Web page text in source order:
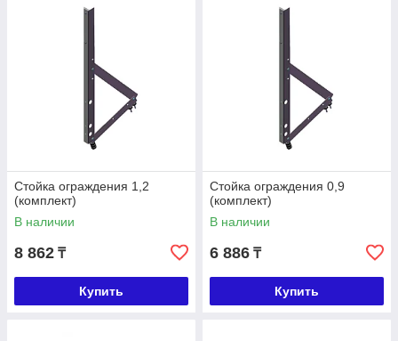
Стойка ограждения 1,2
(комплект)
В наличии
8 862 ₸
Купить
Стойка ограждения 0,9
(комплект)
В наличии
6 886 ₸
Купить